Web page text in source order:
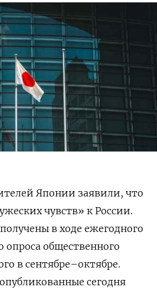
Японии заявили, что
чувств» к России.
в ходе ежегодного
опроса общественного
в сентябре–октябре.
сегодня